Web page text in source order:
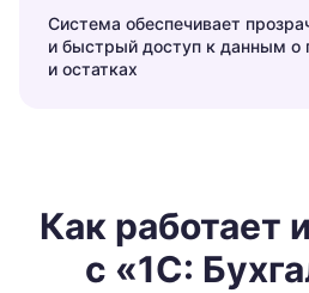
Система обеспечивает
и быстрый доступ к данным о
и остатках
Как работает
с «1С: